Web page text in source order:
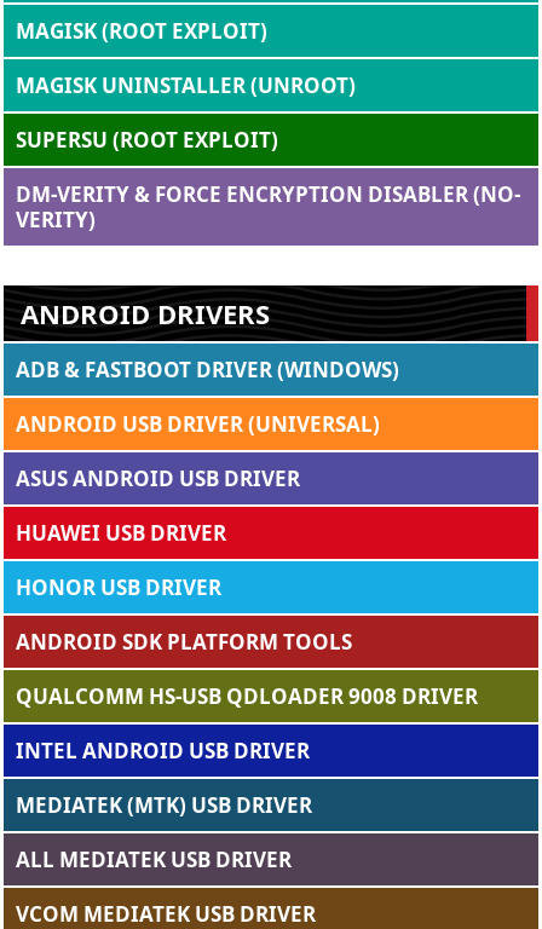
MAGISK (ROOT EXPLOIT)
MAGISK UNINSTALLER (UNROOT)
SUPERSU (ROOT EXPLOIT)
DM-VERITY & FORCE ENCRYPTION DISABLER (NO-
VERITY)
ANDROID DRIVERS
ADB & FASTBOOT DRIVER (WINDOWS)
ANDROID USB DRIVER (UNIVERSAL)
ASUS ANDROID USB DRIVER
HUAWEI USB DRIVER
HONOR USB DRIVER
ANDROID SDK PLATFORM TOOLS
QUALCOMM HS-USB QDLOADER 9008 DRIVER
INTEL ANDROID USB DRIVER
MEDIATEK (MTK) USB DRIVER
ALL MEDIATEK USB DRIVER
VCOM MEDIATEK USB DRIVER